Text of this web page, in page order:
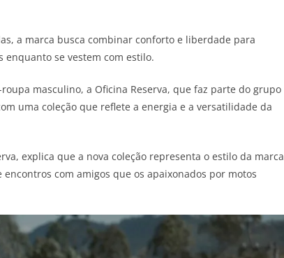
a marca busca combinar conforto e liberdade para
se vestem com estilo.
masculino, a Oficina Reserva, que faz parte do grupo
uma coleção que reflete a energia e a versatilidade da
explica que a nova coleção representa o estilo da marca
com amigos que os apaixonados por motos